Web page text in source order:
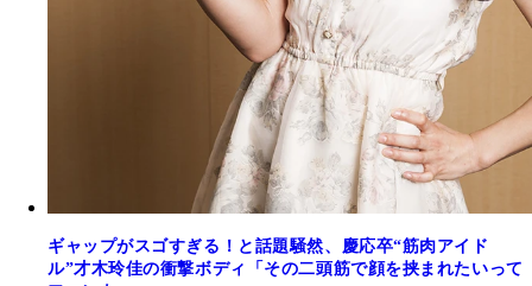
ギャップがスゴすぎる！と話題騒然、慶応卒“筋肉アイド
ル”才木玲佳の衝撃ボディ「その二頭筋で顔を挟まれたいって